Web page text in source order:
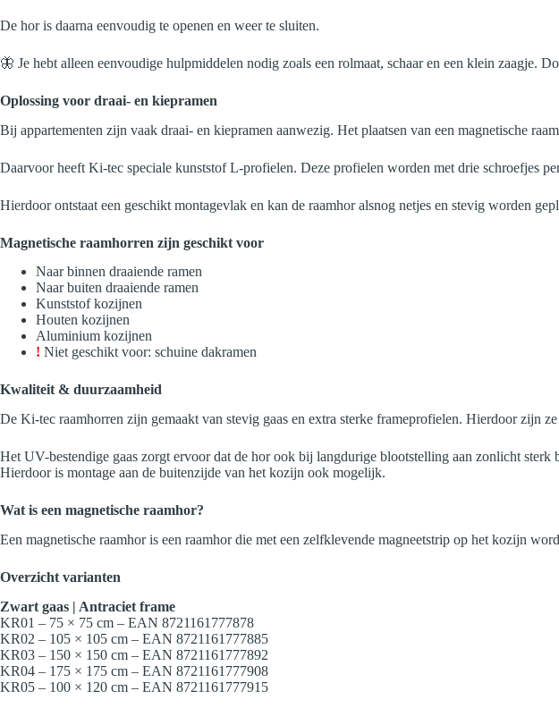
De hor is daarna eenvoudig te openen en weer te sluiten.
🦋 Je hebt alleen eenvoudige hulpmiddelen nodig zoals een rolmaat, schaar en een klein zaagje.
Oplossing voor draai- en kiepramen
Bij appartementen zijn vaak draai- en kiepramen aanwezig. Het plaatsen van een magnetische
Daarvoor heeft Ki-tec speciale kunststof L-profielen. Deze profielen worden met drie schroefjes
Hierdoor ontstaat een geschikt montagevlak en kan de raamhor alsnog netjes en stevig worden
Magnetische raamhorren zijn geschikt voor
Naar binnen draaiende ramen
Naar buiten draaiende ramen
Kunststof kozijnen
Houten kozijnen
Aluminium kozijnen
! Niet geschikt voor: schuine dakramen
Kwaliteit & duurzaamheid
De Ki-tec raamhorren zijn gemaakt van stevig gaas en extra sterke frameprofielen. Hierdoor zijn
Het UV-bestendige gaas zorgt ervoor dat de hor ook bij langdurige blootstelling aan zonlicht
Hierdoor is montage aan de buitenzijde van het kozijn ook mogelijk.
Wat is een magnetische raamhor?
Een magnetische raamhor is een raamhor die met een zelfklevende magneetstrip op het kozijn
Overzicht varianten
Zwart gaas | Antraciet frame
KR01 – 75 × 75 cm – EAN 8721161777878
KR02 – 105 × 105 cm – EAN 8721161777885
KR03 – 150 × 150 cm – EAN 8721161777892
KR04 – 175 × 175 cm – EAN 8721161777908
KR05 – 100 × 120 cm – EAN 8721161777915